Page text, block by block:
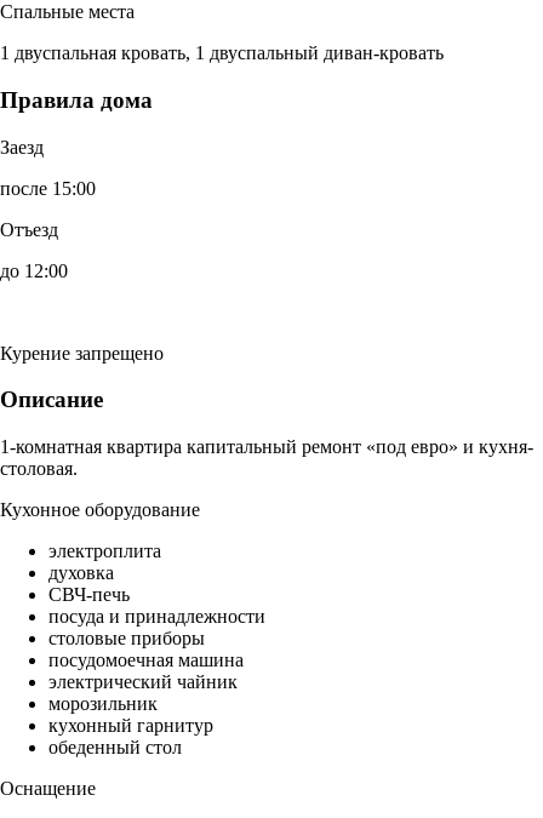
Спальные места
1 двуспальная кровать, 1 двуспальный диван-кровать
Правила дома
Заезд
после 15:00
Отъезд
до 12:00
Курение запрещено
Описание
1-комнатная квартира капитальный ремонт «под евро» и кухня-
столовая.
Кухонное оборудование
электроплита
духовка
СВЧ-печь
посуда и принадлежности
столовые приборы
посудомоечная машина
электрический чайник
морозильник
кухонный гарнитур
обеденный стол
Оснащение